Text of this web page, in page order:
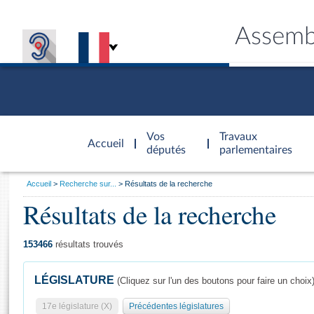
Accueil
d'accueil
Vos
députés
Travaux
parlementaires
Général
Vous
Accueil Recherche sur... Résultats de la recherche
Résultats de la recherche
153466 résultats trouvés
LÉGISLATURE (Cliquez sur l'un des boutons pour faire un choix)
17e législature (X) Précédentes législatures